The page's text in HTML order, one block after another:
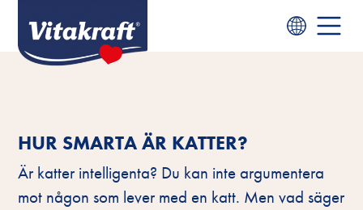
HUR SMARTA ÄR KATTER?
Är katter intelligenta? Du kan inte argumentera
mot någon som lever med en katt. Men vad säger